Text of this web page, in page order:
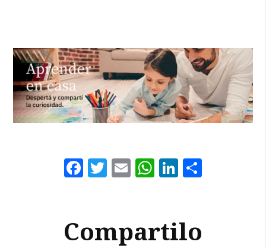
Facebook
Twitter
Email
WhatsApp
Compartilo